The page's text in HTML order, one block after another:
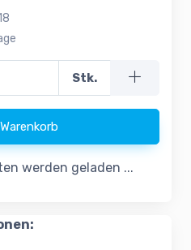
Stk.
werden geladen ...